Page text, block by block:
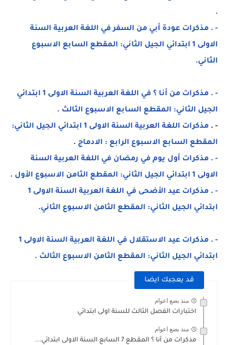
.
- . مذكرات عودة أبي من السفر في اللغة العربية السنة
الاولى 1 ابتدائي الجيل الثاني: المقطع السابع الاسبوع
الثاني.
- . مذكرات من أنا ؟ في اللغة العربية السنة الاولى 1 ابتدائي
الجيل الثاني: المقطع السابع الاسبوع الثالث .
- .
مذكرات اللغة العربية السنة الاولى 1 ابتدائي الجيل الثاني:
المقطع السابع الاسبوع الرابع : الادماج .
- . مذكرات أول يوم في رمضان في اللغة العربية السنة
الاولى 1 ابتدائي الجيل الثاني: المقطع الثامن الاسبوع الأول .
- . مذكرات عيد الأضحى في اللغة العربية السنة الاولى 1
ابتدائي الجيل الثاني: المقطع الثامن الاسبوع الثاني.
- . مذكرات عيد الاستقلال في اللغة العربية السنة الاولى 1
ابتدائي الجيل الثاني: المقطع الثامن الاسبوع الثالث .
قد يعجبك ايضا
منذ بضع اعوام
اختبارات الفصل الثالث للسنة اولى ابتدائي
منذ بضع اعوام
مذكرات من أنا ؟ المقطع 7 السابع السنة الاولى ابتدائي...